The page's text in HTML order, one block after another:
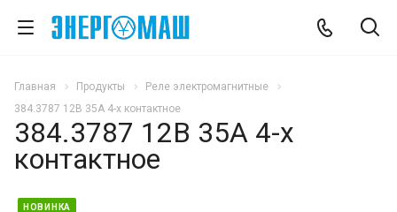
Главная Продукты
Реле электромагнитные
384.3787 12В 35А 4-х контактное
384.3787 12В 35А 4-х
контактное
НОВИНКА